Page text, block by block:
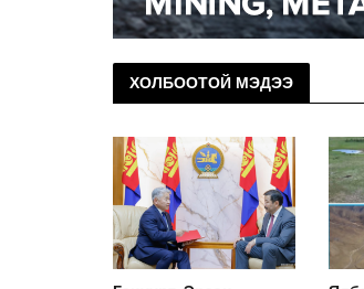
ХОЛБООТОЙ МЭДЭЭ